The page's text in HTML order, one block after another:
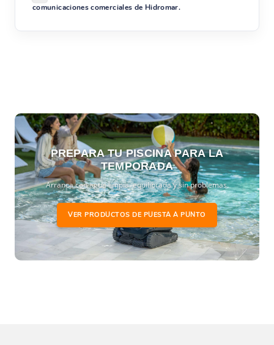
comunicaciones comerciales de Hidromar.
PREPARA TU PISCINA PARA LA
TEMPORADA
Arranca con agua limpia, equilibrada y sin problemas.
VER PRODUCTOS DE PUESTA A PUNTO